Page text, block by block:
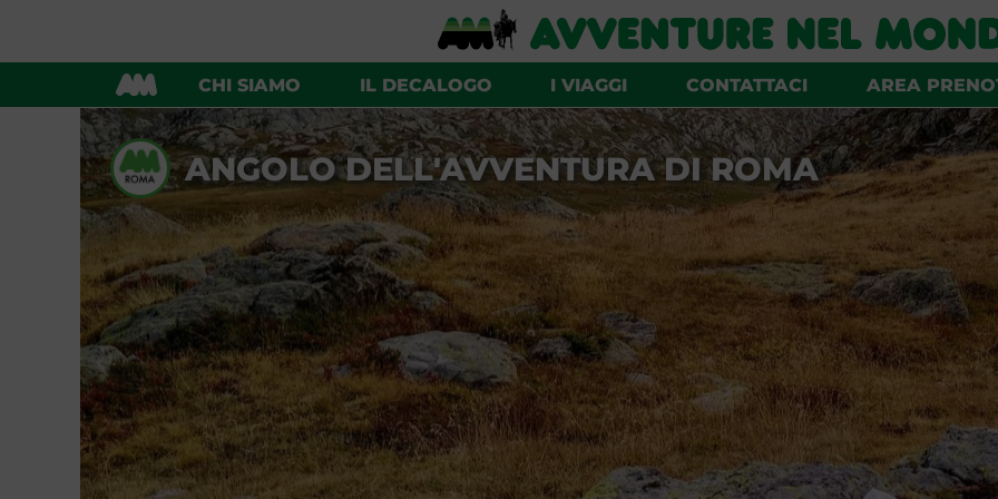
CHI SIAMO IL DECALOGO I VIAGGI CONTATTACI AREA
ANGOLO DELL'AVVENTURA DI ROMA